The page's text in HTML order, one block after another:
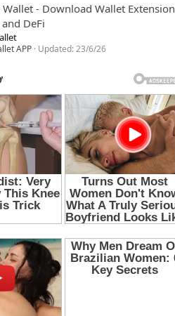
- Download Wallet Extension
and DeFi
APP Updated:23/6/26